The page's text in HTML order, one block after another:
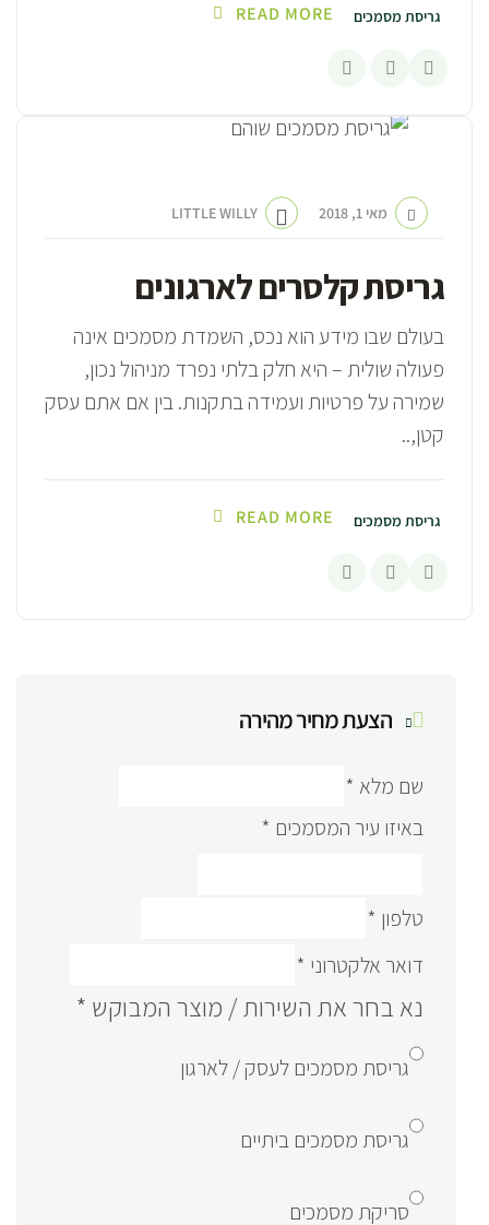
גריסת מסמכים READ MORE
גריסת קלסרים לארגונים
מאי 1, 2018 LITTLE WILLY
בעולם שבו מידע הוא נכס, השמדת מסמכים אינה
פעולה שולית – היא חלק בלתי נפרד מניהול נכון,
שמירה על פרטיות ועמידה בתקנות. בין אם אתם עסק
קטן,..
גריסת מסמכים READ MORE
הצעת מחיר מהירה
שם מלא *
באיזו עיר המסמכים *
טלפון *
דואר אלקטרוני *
נא בחר את השירות / מוצר המבוקש *
גריסת מסמכים לעסק / לארגון
גריסת מסמכים ביתיים
סריקת מסמכים